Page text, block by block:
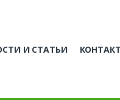
И СТАТЬИ